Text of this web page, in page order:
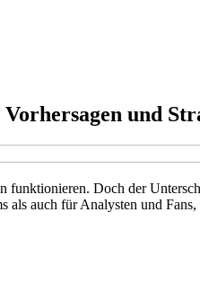
und
Doch der
auch für Analysten und